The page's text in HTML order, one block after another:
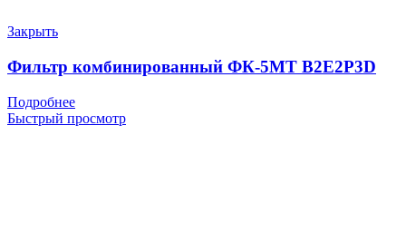
Закрыть
Фильтр комбинированный ФК-5МТ B2E2P3D
Подробнее
Быстрый просмотр